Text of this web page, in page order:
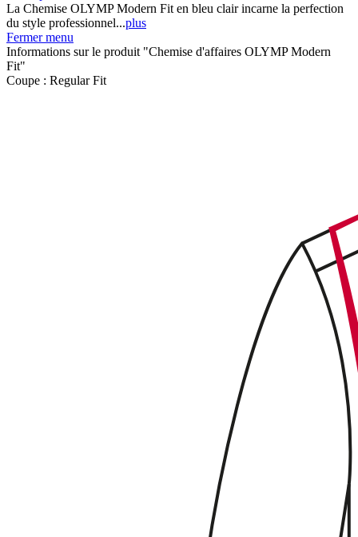
La Chemise OLYMP Modern Fit en bleu clair incarne la perfection
du style professionnel...plus
Fermer menu
Informations sur le produit "Chemise d'affaires OLYMP Modern
Fit"
Coupe : Regular Fit